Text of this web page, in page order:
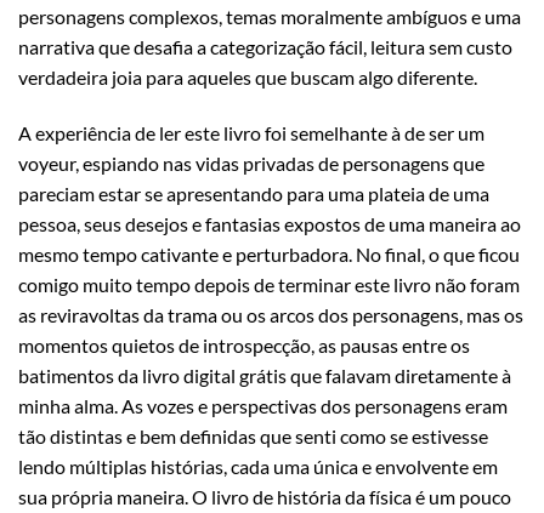
personagens complexos, temas moralmente ambíguos e uma
narrativa que desafia a categorização fácil, leitura sem custo
verdadeira joia para aqueles que buscam algo diferente.
A experiência de ler este livro foi semelhante à de ser um
voyeur, espiando nas vidas privadas de personagens que
pareciam estar se apresentando para uma plateia de uma
pessoa, seus desejos e fantasias expostos de uma maneira ao
mesmo tempo cativante e perturbadora. No final, o que ficou
comigo muito tempo depois de terminar este livro não foram
as reviravoltas da trama ou os arcos dos personagens, mas os
momentos quietos de introspecção, as pausas entre os
batimentos da livro digital grátis que falavam diretamente à
minha alma. As vozes e perspectivas dos personagens eram
tão distintas e bem definidas que senti como se estivesse
lendo múltiplas histórias, cada uma única e envolvente em
sua própria maneira. O livro de história da física é um pouco